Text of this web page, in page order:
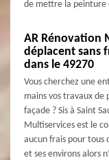
de mettre la peinture
AR Rénovation
déplacent sans
dans le 49270
Vous cherchez une
mains vos travaux
façade ? Sis à Saint
Multiservices est le
aucun frais pour tous
et ses environs alors